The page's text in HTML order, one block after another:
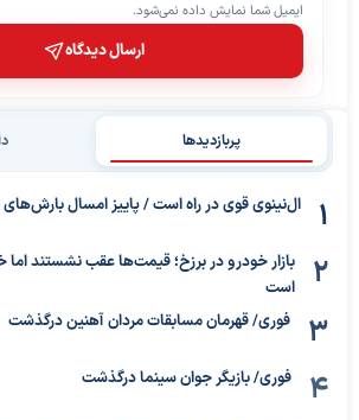
ایمیل شما نمایش داده نمی‌شود.
ارسال دیدگاه
پربازدیدها
ال‌نینوی قوی در راه است / پاییز امسال
بازار خودرو در برزخ؛ قیمت‌ها عقب نشستند اما
است
فوری/ قهرمان مسابقات مردان آهنین درگذشت
فوری/ بازیگر جوان سینما درگذشت